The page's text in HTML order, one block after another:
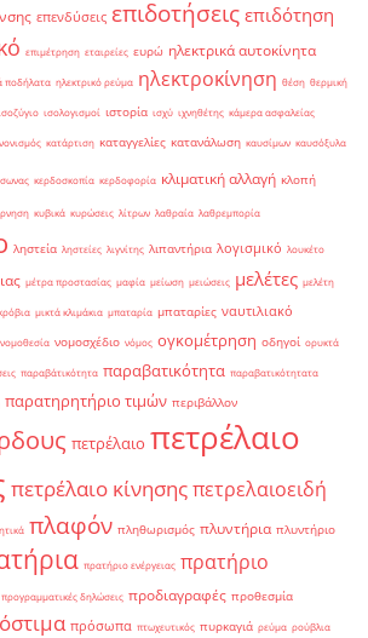
επενδύσεις επιδοτήσεις επιδότηση
επιμέτρηση εταιρείες ευρώ ηλεκτρικά αυτοκίνητα
ποδήλατα ηλεκτρικό ρεύμα ηλεκτροκίνηση θέση θερμική
ισολογισμοί ιστορία ισχύ ιχνηθέτης κάμερα ασφαλείας
κατάρτιση καταγγελίες κατανάλωση καυσίμων καυσόξυλα
κερδοσκοπία κερδοφορία κλιματική αλλαγή κλοπή
κυβικά κυρώσεις λίτρων λαθραία λαθρεμπορία
ληστεία ληστείες λιγνίτης λιπαντήρια λογισμικό λουκέτο
μέτρα προστασίας μαφία μείωση μειώσεις μελέτες μελέτη
μικτά κλιμάκια μπαταρία μπαταρίες ναυτιλιακό
νομοθεσία νομοσχέδιο νόμος ογκομέτρηση οδηγοί ορυκτά
παραβάτικότητα παραβατικότητα παραβατικότητατα
παρατηρητήριο τιμών περιβάλλον
πετρέλαιο πετρέλαιο
πετρέλαιο κίνησηςπετρελαιοειδή
πλαφόν πληθωρισμός πλυντήρια πλυντήριο
πρατήριο ενέργειας πρατήριο
προγραμματικές δηλώσεις προδιαγραφές προθεσμία
πρόσωπα πτωχευτικός πυρκαγιά ρεύμα ρούβλια